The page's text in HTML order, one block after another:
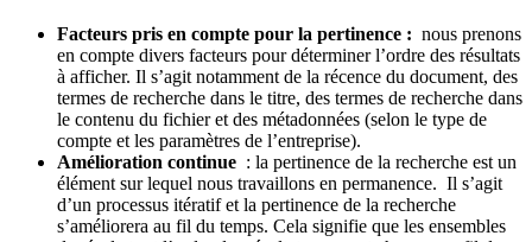
Facteurs pris en compte pour la pertinence : nous prenons
en compte divers facteurs pour déterminer l’ordre des résultats
à afficher. Il s’agit notamment de la récence du document, des
termes de recherche dans le titre, des termes de recherche dans
le contenu du fichier et des métadonnées (selon le type de
compte et les paramètres de l’entreprise).
Amélioration continue : la pertinence de la recherche est un
élément sur lequel nous travaillons en permanence. Il s’agit
d’un processus itératif et la pertinence de la recherche
s’améliorera au fil du temps. Cela signifie que les ensembles